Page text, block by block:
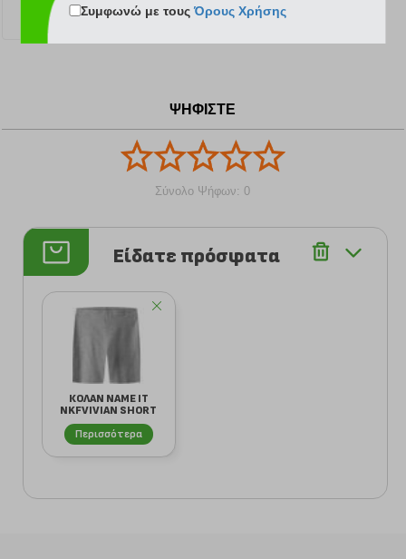
ΨΗΦΙΣΤΕ
Σύνολο Ψήφων: 0
Είδατε πρόσφατα
ΚΟΛΑΝ NAME IT
NKFVIVIAN SHORT
13228199 ΓΚΡΙ Μ...
Περισσότερα
Συμφωνώ με τουςΌρους Χρήσης